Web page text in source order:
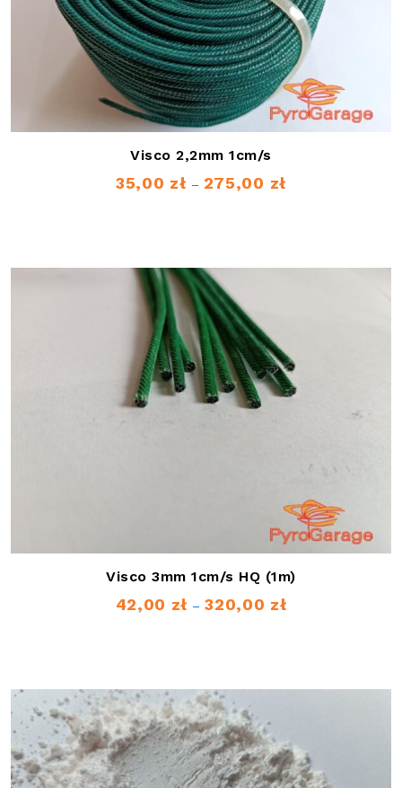
Visco 2,2mm 1cm/s
35,00 zł – 275,00 złZakres
Visco 3mm 1cm/s HQ (1m)
42,00 zł – 320,00 złZakres